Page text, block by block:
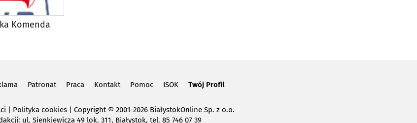
Komenda
Patronat Praca Kontakt Pomoc ISOK Twój Profil
| Polityka cookies Copyright© 2001-2026 BiałystokOnline Sp. z o.o.
ul. Sienkiewicza 49 lok. 311, Białystok, tel. 85 746 07 39